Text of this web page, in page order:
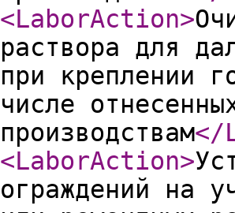
<LaborAction>
раствора для
при креплении
числе
производствам</
<LaborAction>
ограждений на